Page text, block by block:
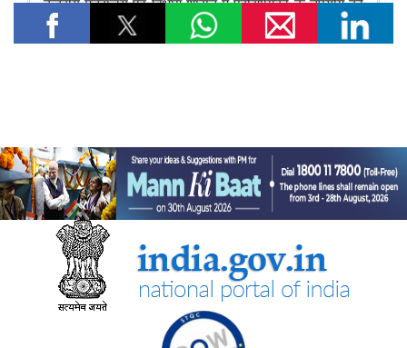
राष्ट्रीय पुस्तकालय कार्यक्रम
इलेक्ट्रानिक्स एवं आईटी मंत्रालय
सरकार ने डिजिटल डिवाइड को पाटने के लिए डिजिटल इन्फ्रास्ट्रक्चर और
नागरिक-केंद्रित सेवाओं का विस्तार किया
सरकार ने कृत्रिम बुद्धिमत्ता से निर्मित डीपफेक से निपटने के लिए नियामक ढांचे
को मजबूत किया
सरकार ने भारत की बढ़ती डिजिटल और एआई अवसंरचना के लिए डेटा सेंटर
की क्षमता को तेजी से बढ़ाने पर दिया जोर
सरकार ने 'इंडिया-एआई मिशन' और सेमीकंडक्टर पहलों के माध्यम से स्वदेशी